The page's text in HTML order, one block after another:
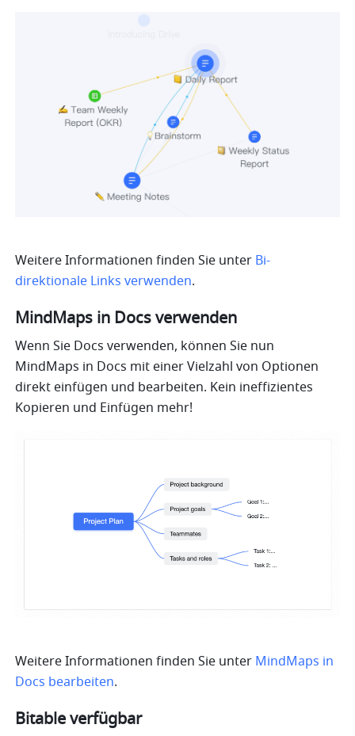
Weitere Informationen finden Sie unter Bi-
direktionale Links verwenden.
MindMaps in Docs verwenden
Wenn Sie Docs verwenden, können Sie nun
MindMaps in Docs mit einer Vielzahl von Optionen
direkt einfügen und bearbeiten. Kein ineffizientes
Kopieren und Einfügen mehr!
Weitere Informationen finden Sie unter MindMaps in
Docs bearbeiten.
Bitable verfügbar